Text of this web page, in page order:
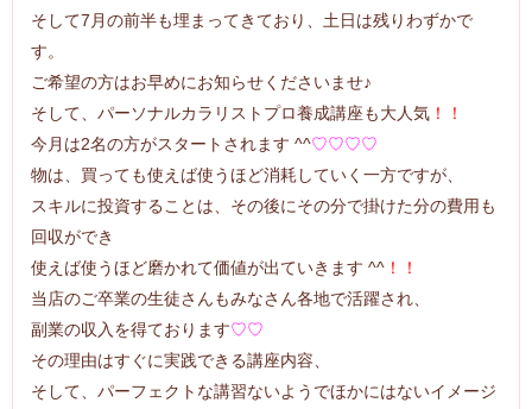
そして7月の前半も埋まってきており、土日は残りわずかで
す。
ご希望の方はお早めにお知らせくださいませ♪
そして、パーソナルカラリストプロ養成講座も大人気 ！！
今月は2名の方がスタートされます ^^♡♡♡♡
物は、買っても使えば使うほど消耗していく一方ですが、
スキルに投資することは、その後にその分で掛けた分の費用も
回収ができ
使えば使うほど磨かれて価値が出ていきます ^^ ！！
当店のご卒業の生徒さんもみなさん各地で活躍され、
副業の収入を得ております♡♡
その理由はすぐに実践できる講座内容、
そして、パーフェクトな講習ないようでほかにはないイメージ